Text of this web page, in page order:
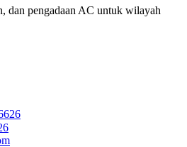
dan pengadaan AC untuk wilayah